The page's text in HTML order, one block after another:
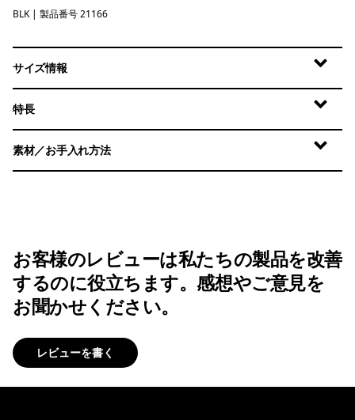
Black
BLK | 製品番号 21166
サイズ情報
特長
素材／お手入れ方法
お客様のレビューは私たちの製品を改善
するのに役立ちます。感想やご意見を
お聞かせください。
レビューを書く